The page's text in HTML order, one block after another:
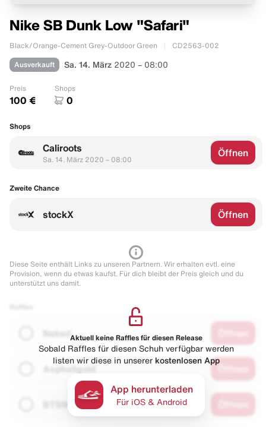
Nike SB Dunk Low "Safari"
Black/Orange-Cement Grey-Outdoor Green CD2563-002
Ausverkauft Sa. 14. März 2020 – 08:00
Preis
100 €
Shops
0
Shops
Caliroots
Sa. 14. März 2020 – 08:00
Öffnen
Zweite Chance
stockX Öffnen
Diese Seite enthält Links zu unseren Partnern. Wir erhalten evtl. eine
Provision, wenn du etwas kaufst. Für dich bleibt der Preis gleich und du
unterstützt uns damit.
Naked
Asphaltgold
Aktuell keine Raffles für diesen Release
Sobald Raffles für diesen Schuh verfügbar werden
listen wir diese in unserer kostenlosen App
App herunterladen
Für iOS & Android